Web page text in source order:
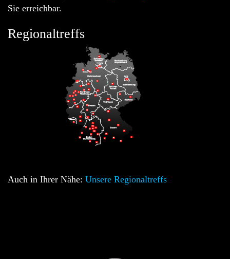
Sie erreichbar.
Regionaltreffs
Auch in Ihrer Nähe: Unsere Regionaltreffs